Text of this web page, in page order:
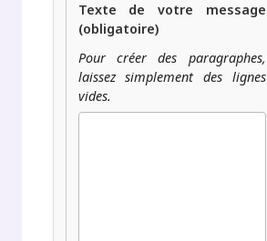
Texte de votre message
(obligatoire)
Pour créer des paragraphes,
laissez simplement des lignes
vides.